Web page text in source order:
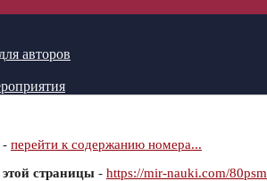
авторов
- перейти к содержанию номера...
страницы - https://mir-nauki.com/